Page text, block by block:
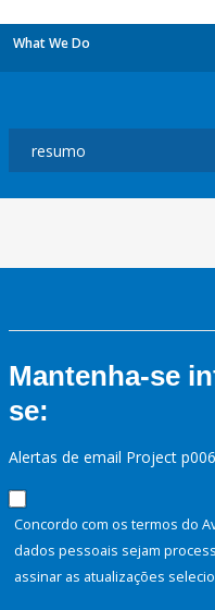
What We Do
Mantenha-se
se:
Alertas de email Project
Concordo com os termos do
dados pessoais sejam
assinar as atualizações